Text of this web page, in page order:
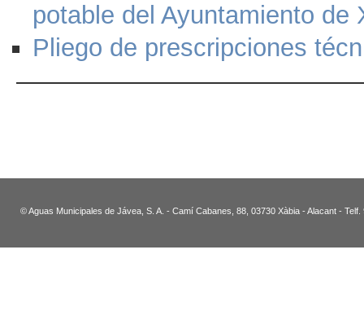
potable del Ayuntamiento de
Pliego de prescripciones
© Aguas Municipales de Jávea, S. A. - Camí Cabanes, 88, 03730 Xàbia - Alacant -